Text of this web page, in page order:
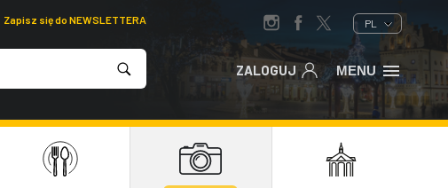
Zapisz się do NEWSLETTERA PL
ZALOGUJ MENU